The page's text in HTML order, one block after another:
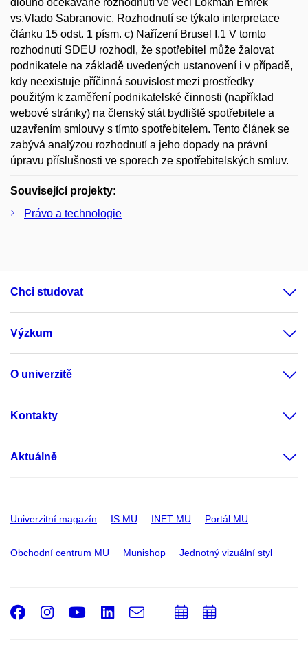
dlouho očekávané rozhodnutí ve věci Lokman Emrek
vs.Vlado Sabranovic. Rozhodnutí se týkalo interpretace
článku 15 odst. 1 písm. c) Nařízení Brusel I.1 V tomto
rozhodnutí SDEU rozhodl, že spotřebitel může žalovat
podnikatele na základě uvedených ustanovení i v případě,
kdy neexistuje příčinná souvislost mezi prostředky
použitým k zaměření podnikatelské činnosti (například
webové stránky) na členský stát bydliště spotřebitele a
uzavřením smlouvy s tímto spotřebitelem. Tento článek se
zabývá analýzou rozhodnutí a jeho dopady na právní
úpravu příslušnosti ve sporech ze spotřebitelských smluv.
Související projekty:
Právo a technologie
Chci studovat
Výzkum
O univerzitě
Kontakty
Aktuálně
Univerzitní magazín IS MU INET MU Portál MU
Obchodní centrum MU Munishop Jednotný vizuální styl
Facebook
Instagram
Youtube
LinkedIn
e-
PřidatPřidat